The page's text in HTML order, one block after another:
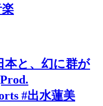
本と、幻に群が
#出水蓮美